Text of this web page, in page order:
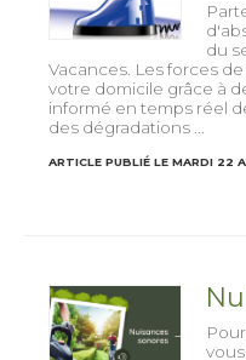
du
Vacances. Les forces
votre domicile grâce à
informé en temps réel
des dégradations ...
ARTICLE PUBLIÉ LE MARDI 22